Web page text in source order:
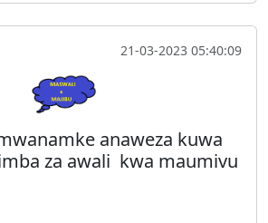
21-03-2023 05:40:09
anaweza kuwa
za awali kwa maumivu